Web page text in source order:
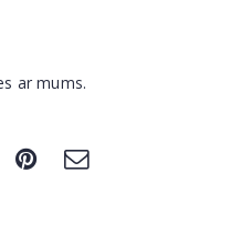
ar mums.